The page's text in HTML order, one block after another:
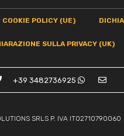
COOKIE POLICY (UE)
SULLA PRIVACY (UK)
+39 3482736925
SRLS P. IVA IT02710790060